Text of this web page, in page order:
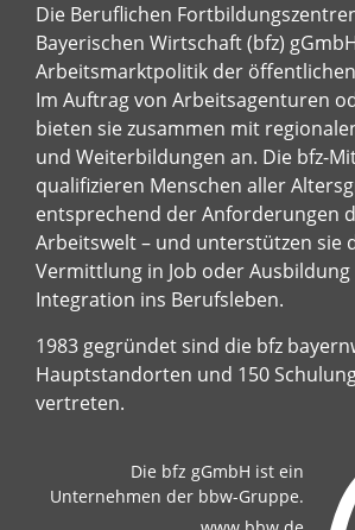
Die Beruflichen
Bayerischen Wirtschaft (bfz)
Arbeitsmarktpolitik der
Im Auftrag von Arbeitsagenturen
bieten sie zusammen mit
und Weiterbildungen an. Die bfz-
qualifizieren Menschen aller
entsprechend der Anforderungen
Arbeitswelt – und unterstützen sie
Vermittlung in Job oder
Integration ins Berufsleben.
1983 gegründet sind die bfz
Hauptstandorten und 150
vertreten.
Die bfz gGmbH ist ein
Unternehmen der bbw-Gruppe.